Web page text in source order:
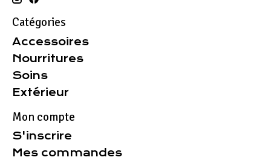
Catégories
Accessoires
Nourritures
Soins
Extérieur
Mon compte
S'inscrire
Mes commandes